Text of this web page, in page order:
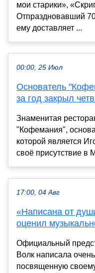
мои старики»,
Отпраздновавший
ему доставляет ...
00:00, 25 Июл
Основатель
за год закрыл
Знаменитая
"Кофемания",
которой является
своё присутствие в
17:00, 04 Авг
«Написана от
оценил
Официальный
Волк написала
посвященную